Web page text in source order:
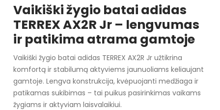
Vaikiški žygio batai adidas
TERREX AX2R Jr – lengvumas
ir patikima atrama gamtoje
Vaikiški žygio batai adidas TERREX AX2R Jr užtikrina
komfortą ir stabilumą aktyviems jaunuoliams keliaujant
gamtoje. Lengva konstrukcija, kvėpuojanti medžiaga ir
patikamas sukibimas – tai puikus pasirinkimas vaikams
žygiams ir aktyviam laisvalaikiui.